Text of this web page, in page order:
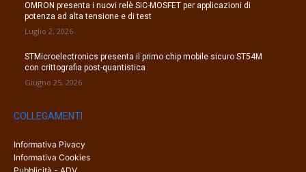
OMRON presenta i nuovi relè SiC-MOSFET per applicazioni di
potenza ad alta tensione e di test
Luglio 2, 2026
STMicroelectronics presenta il primo chip mobile sicuro ST54M
con crittografia post-quantistica
Giugno 25, 2026
COLLEGAMENTI
Informativa Pivacy
Informativa Cookies